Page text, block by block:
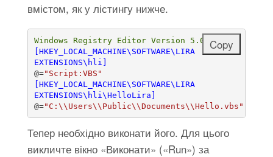
вмістом, як у лістингу нижче.
Copy
Copy
Windows Registry Editor Version 5.00
[HKEY_LOCAL_MACHINE\SOFTWARE\LIRA
EXTENSIONS\hli]
@="Script:VBS"
[HKEY_LOCAL_MACHINE\SOFTWARE\LIRA
EXTENSIONS\hli\HelloLira]
@="C:\\Users\\Public\\Documents\\Hello.vbs"
Тепер необхідно виконати його. Для цього
викличте вікно «Виконати» («Run») за